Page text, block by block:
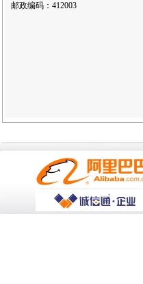
邮政编码：412003